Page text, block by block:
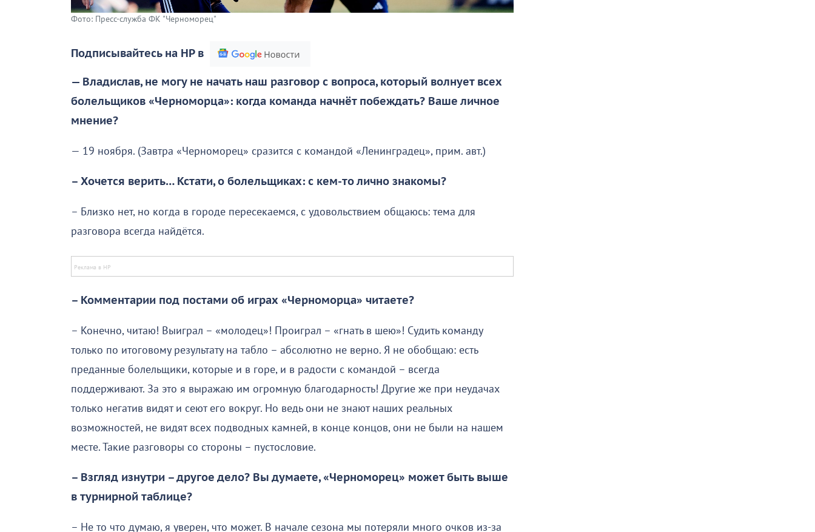
Фото: Пресс-служба ФК "Черноморец"
Подписывайтесь на НР в
— Владислав, не могу не начать наш разговор с вопроса, который волнует всех
болельщиков «Черноморца»: когда команда начнёт побеждать? Ваше личное
мнение?
— 19 ноября. (Завтра «Черноморец» сразится с командой «Ленинградец», прим. авт.)
– Хочется верить… Кстати, о болельщиках: с кем-то лично знакомы?
– Близко нет, но когда в городе пересекаемся, с удовольствием общаюсь: тема для
разговора всегда найдётся.
– Комментарии под постами об играх «Черноморца» читаете?
– Конечно, читаю! Выиграл – «молодец»! Проиграл – «гнать в шею»! Судить команду
только по итоговому результату на табло – абсолютно не верно. Я не обобщаю: есть
преданные болельщики, которые и в горе, и в радости с командой – всегда
поддерживают. За это я выражаю им огромную благодарность! Другие же при неудачах
только негатив видят и сеют его вокруг. Но ведь они не знают наших реальных
возможностей, не видят всех подводных камней, в конце концов, они не были на нашем
месте. Такие разговоры со стороны – пустословие.
– Взгляд изнутри – другое дело? Вы думаете, «Черноморец» может быть выше
в турнирной таблице?
– Не то что думаю, я уверен, что может. В начале сезона мы потеряли много очков из-за